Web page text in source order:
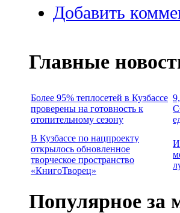
Добавить
Главные
Более 95% теплосетей в Кузбассе
проверены на готовность к
отопительному сезону
В Кузбассе по нацпроекту
открылось обновленное
творческое пространство
«КнигоТворец»
Популярное за